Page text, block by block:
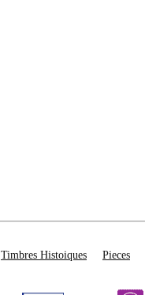
Timbres Histoiques Pieces